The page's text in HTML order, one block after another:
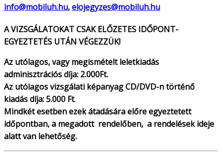
info@mobiluh.hu,elojegyzes@mobiluh.hu
A VIZSGÁLATOKAT CSAK ELŐZETES IDŐPONT-
EGYEZTETÉS UTÁN VÉGEZZÜK!
Az utólagos, vagy megismételt leletkiadás
adminisztrációs díja: 2.000Ft.
Az utólagos vizsgálati képanyag CD/DVD-n történő
kiadás díja: 5.000 Ft.
Mindkét esetben ezek átadására előre egyeztetett
időpontban, a megadott rendelőben, a rendelések ideje
alatt van lehetőség.